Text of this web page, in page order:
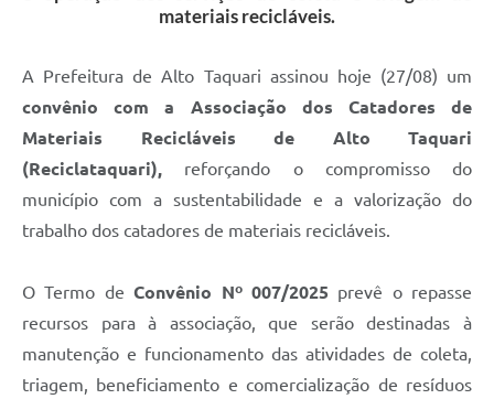
materiais recicláveis.
A Prefeitura de Alto Taquari assinou hoje (27/08) um
convênio com a Associação dos Catadores de
Materiais Recicláveis de Alto Taquari
(Reciclataquari),
reforçando o compromisso do
município com a sustentabilidade e a valorização do
trabalho dos catadores de materiais recicláveis.
O Termo deConvênio Nº 007/2025 prevê o repasse
recursos para à associação, que serão destinadas à
manutenção e funcionamento das atividades de coleta,
triagem, beneficiamento e comercialização de resíduos